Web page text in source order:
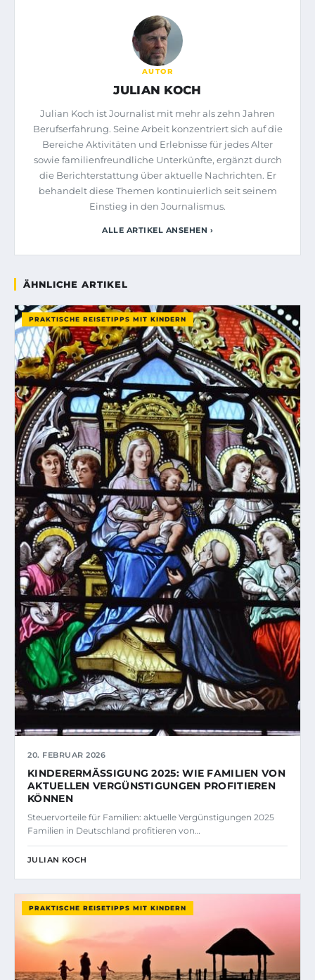
AUTOR
JULIAN KOCH
Julian Koch ist Journalist mit mehr als zehn Jahren
Berufserfahrung. Seine Arbeit konzentriert sich auf die
Bereiche Aktivitäten und Erlebnisse für jedes Alter
sowie familienfreundliche Unterkünfte, ergänzt durch
die Berichterstattung über aktuelle Nachrichten. Er
behandelt diese Themen kontinuierlich seit seinem
Einstieg in den Journalismus.
ALLE ARTIKEL ANSEHEN ›
ÄHNLICHE ARTIKEL
PRAKTISCHE REISETIPPS MIT KINDERN
20. FEBRUAR 2026
KINDERERMÄSSIGUNG 2025: WIE FAMILIEN VON A
KTUELLEN VERGÜNSTIGUNGEN PROFITIEREN K
ÖNNEN
Steuervorteile für Familien: aktuelle Vergünstigungen 2025
Familien in Deutschland profitieren von…
JULIAN KOCH
PRAKTISCHE REISETIPPS MIT KINDERN